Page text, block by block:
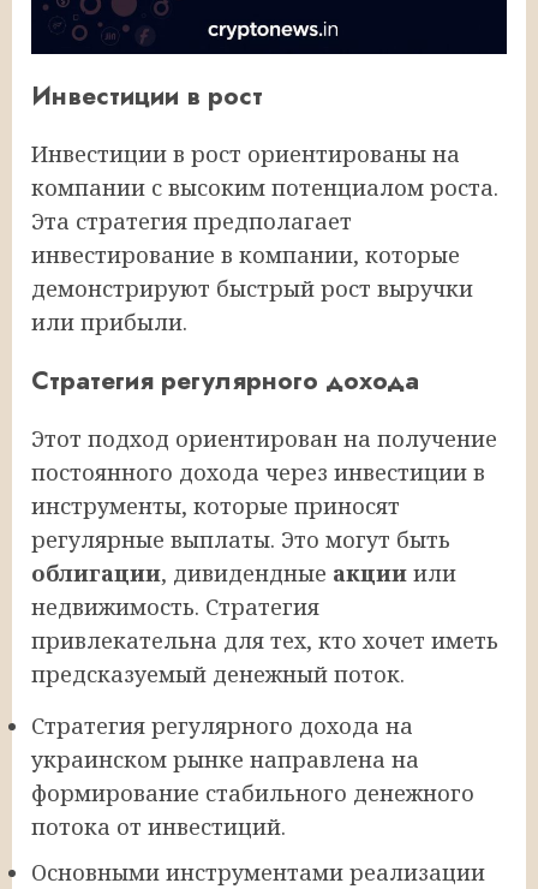
Инвестиции в рост
Инвестиции в рост ориентированы на
компании с высоким потенциалом роста.
Эта стратегия предполагает
инвестирование в компании, которые
демонстрируют быстрый рост выручки
или прибыли.
Стратегия регулярного дохода
Этот подход ориентирован на получение
постоянного дохода через инвестиции в
инструменты, которые приносят
регулярные выплаты. Это могут быть
облигации, дивидендные акции или
недвижимость. Стратегия
привлекательна для тех, кто хочет иметь
предсказуемый денежный поток.
Стратегия регулярного дохода на
украинском рынке направлена на
формирование стабильного денежного
потока от инвестиций.
Основными инструментами реализации